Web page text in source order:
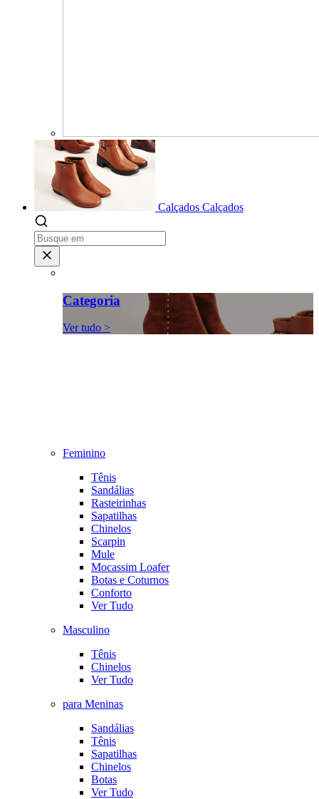
Calçados Calçados
Categoria
Ver tudo >
Feminino
Tênis
Sandálias
Rasteirinhas
Sapatilhas
Chinelos
Scarpin
Mule
Mocassim Loafer
Botas e Coturnos
Conforto
Ver Tudo
Masculino
Tênis
Chinelos
Ver Tudo
para Meninas
Sandálias
Tênis
Sapatilhas
Chinelos
Botas
Ver Tudo